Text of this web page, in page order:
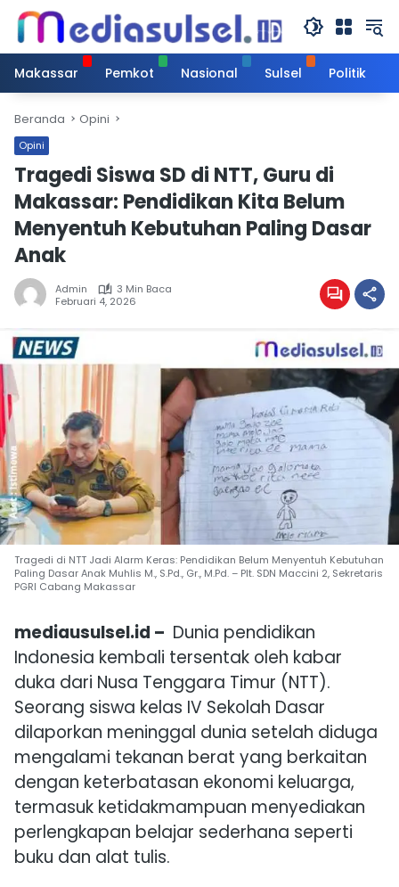
Langsung
konten
Makassar
Pemkot Nasional Sulsel Politik
Beranda Opini
Opini
Tragedi Siswa SD di NTT, Guru di
Makassar: Pendidikan Kita Belum
Menyentuh Kebutuhan Paling Dasar
Anak
Admin
3 Min Baca
Februari 4, 2026
Tragedi di NTT Jadi Alarm Keras: Pendidikan Belum Menyentuh Kebutuhan
Paling Dasar Anak Muhlis M., S.Pd., Gr., M.Pd. – Plt. SDN Maccini 2, Sekretaris
PGRI Cabang Makassar
mediausulsel.id – Dunia pendidikan
Indonesia kembali tersentak oleh kabar
duka dari Nusa Tenggara Timur (NTT).
Seorang siswa kelas IV Sekolah Dasar
dilaporkan meninggal dunia setelah diduga
mengalami tekanan berat yang berkaitan
dengan keterbatasan ekonomi keluarga,
termasuk ketidakmampuan menyediakan
perlengkapan belajar sederhana seperti
buku dan alat tulis.